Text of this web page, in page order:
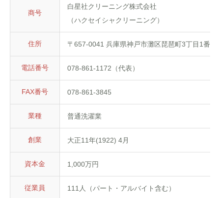
商号
白星社クリーニング株式会社
（ハクセイシャクリーニング）
住所 〒657-0041 兵庫県神戸市灘区琵琶町3丁目1番17
電話番号 078-861-1172（代表）
FAX番号 078-861-3845
業種 普通洗濯業
創業 大正11年(1922) 4月
資本金 1,000万円
従業員 111人（パート・アルバイト含む）